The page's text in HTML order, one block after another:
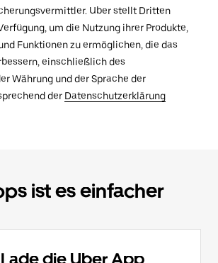
Uber stellt Dritten
um die Nutzung ihrer Produkte,
Funktionen zu ermöglichen, die das
einschließlich des
Währung und der Sprache der
der Datenschutzerklärung
ist es einfacher